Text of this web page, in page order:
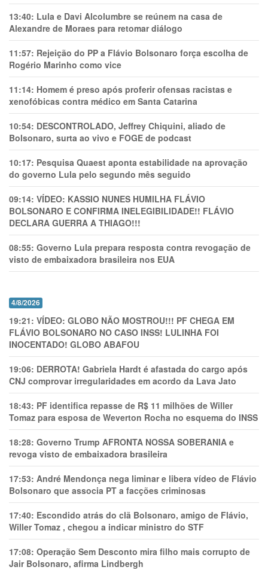
13:40: Lula e Davi Alcolumbre se reúnem na casa de
Alexandre de Moraes para retomar diálogo
11:57: Rejeição do PP a Flávio Bolsonaro força escolha de
Rogério Marinho como vice
11:14: Homem é preso após proferir ofensas racistas e
xenofóbicas contra médico em Santa Catarina
10:54: DESCONTROLADO, Jeffrey Chiquini, aliado de
Bolsonaro, surta ao vivo e FOGE de podcast
10:17: Pesquisa Quaest aponta estabilidade na aprovação
do governo Lula pelo segundo mês seguido
09:14: VÍDEO: KASSIO NUNES HUMlLHA FLÁVIO
BOLSONARO E CONFIRMA INELEGIBILIDADE!! FLÁVIO
DECLARA GUERRA A THIAGO!!!
08:55: Governo Lula prepara resposta contra revogação de
visto de embaixadora brasileira nos EUA
4/8/2026
19:21: VÍDEO: GLOBO NÃO MOSTROU!!! PF CHEGA EM
FLÁVIO BOLSONARO NO CASO INSS! LULINHA FOI
INOCENTADO! GLOBO ABAFOU
19:06: DERROTA! Gabriela Hardt é afastada do cargo após
CNJ comprovar irregularidades em acordo da Lava Jato
18:43: PF identifica repasse de R$ 11 milhões de Willer
Tomaz para esposa de Weverton Rocha no esquema do INSS
18:28: Governo Trump AFRONTA NOSSA SOBERANIA e
revoga visto de embaixadora brasileira
17:53: André Mendonça nega liminar e libera vídeo de Flávio
Bolsonaro que associa PT a facções criminosas
17:40: Escondido atrás do clã Bolsonaro, amigo de Flávio,
Willer Tomaz , chegou a indicar ministro do STF
17:08: Operação Sem Desconto mira filho mais corrupto de
Jair Bolsonaro, afirma Lindbergh